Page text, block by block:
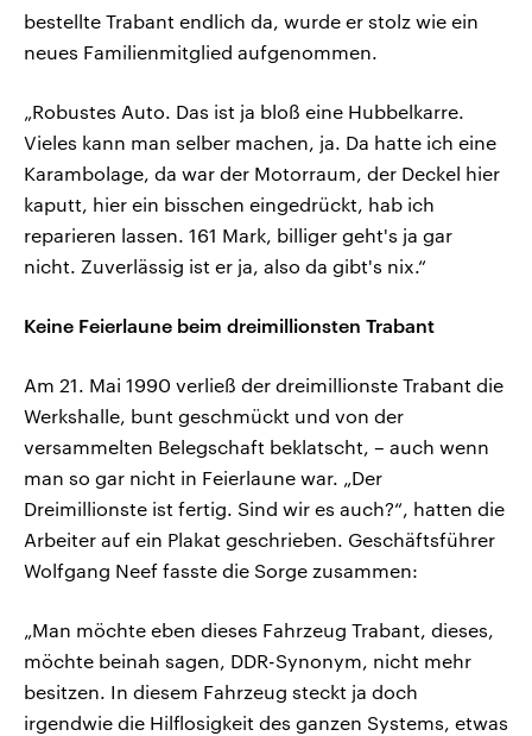
bestellte Trabant endlich da, wurde er stolz wie ein
neues Familienmitglied aufgenommen.
„Robustes Auto. Das ist ja bloß eine Hubbelkarre.
Vieles kann man selber machen, ja. Da hatte ich eine
Karambolage, da war der Motorraum, der Deckel hier
kaputt, hier ein bisschen eingedrückt, hab ich
reparieren lassen. 161 Mark, billiger geht's ja gar
nicht. Zuverlässig ist er ja, also da gibt's nix.“
Keine Feierlaune beim dreimillionsten Trabant
Am 21. Mai 1990 verließ der dreimillionste Trabant die
Werkshalle, bunt geschmückt und von der
versammelten Belegschaft beklatscht, – auch wenn
man so gar nicht in Feierlaune war. „Der
Dreimillionste ist fertig. Sind wir es auch?“, hatten die
Arbeiter auf ein Plakat geschrieben. Geschäftsführer
Wolfgang Neef fasste die Sorge zusammen:
„Man möchte eben dieses Fahrzeug Trabant, dieses,
möchte beinah sagen, DDR-Synonym, nicht mehr
besitzen. In diesem Fahrzeug steckt ja doch
irgendwie die Hilflosigkeit des ganzen Systems, etwas